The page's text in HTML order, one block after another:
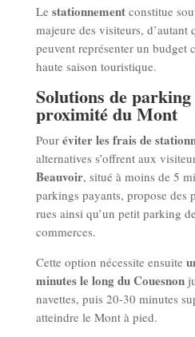
Le stationnementconstitue
majeure des visiteurs, d’autant
peuvent représenter un budget
haute saison touristique.
Solutions de
proximité du Mont
Pour éviter les frais de
alternatives s’offrent aux
Beauvoir, situé à moins de 5
parkings payants, propose des
rues ainsi qu’un petit parking
commerces.
Cette option nécessite ensuite
minutes le long du Couesnon
navettes, puis 20-30 minutes
atteindre le Mont à pied.